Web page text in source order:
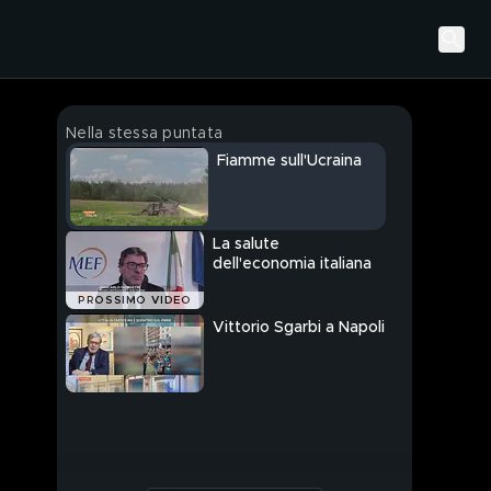
Nella stessa puntata
Fiamme sull'Ucraina
PROSSIMO VIDEO
La salute
dell'economia italiana
Vittorio Sgarbi a Napoli